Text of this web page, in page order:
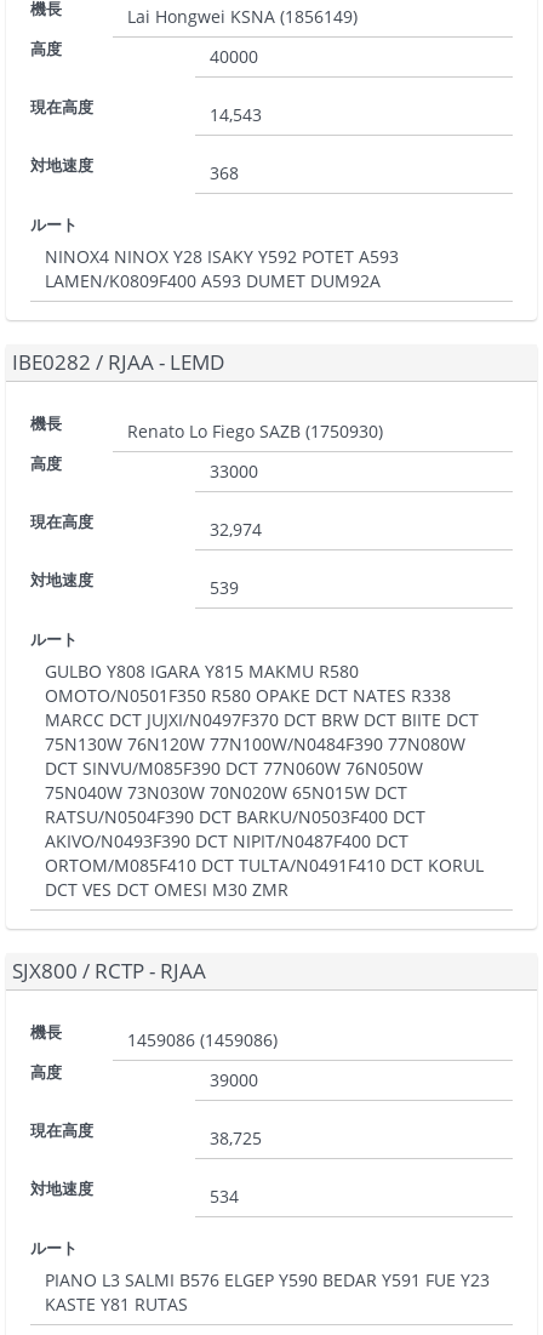
機長 Lai Hongwei KSNA(1856149)
高度 40000
現在高度 14,543
対地速度 368
ルート
NINOX4 NINOX Y28 ISAKY Y592 POTET A593
LAMEN/K0809F400 A593 DUMET DUM92A
IBE0282 / RJAA - LEMD
機長 Renato Lo Fiego SAZB(1750930)
高度 33000
現在高度 32,974
対地速度 539
ルート
GULBO Y808 IGARA Y815 MAKMU R580
OMOTO/N0501F350 R580 OPAKE DCT NATES R338
MARCC DCT JUJXI/N0497F370 DCT BRW DCT BIITE DCT
75N130W 76N120W 77N100W/N0484F390 77N080W
DCT SINVU/M085F390 DCT 77N060W 76N050W
75N040W 73N030W 70N020W 65N015W DCT
RATSU/N0504F390 DCT BARKU/N0503F400 DCT
AKIVO/N0493F390 DCT NIPIT/N0487F400 DCT
ORTOM/M085F410 DCT TULTA/N0491F410 DCT KORUL
DCT VES DCT OMESI M30 ZMR
SJX800 / RCTP - RJAA
機長 1459086(1459086)
高度 39000
現在高度 38,725
対地速度 534
ルート
PIANO L3 SALMI B576 ELGEP Y590 BEDAR Y591 FUE Y23
KASTE Y81 RUTAS